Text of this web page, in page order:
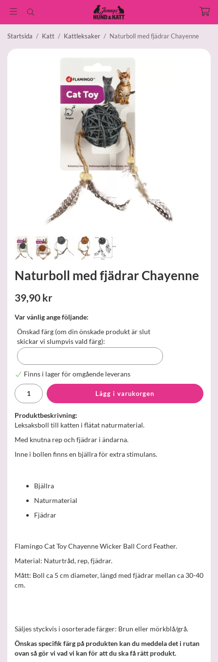
Startsida / Katt / Kattleksaker / Naturboll med fjädrar Chayenne
Naturboll med fjädrar Chayenne
39,90 kr
Var vänlig ange följande:
Önskad färg (om din önskade produkt är slut
skickar vi slumpvis vald färg):
Finns i lager för omgående leverans
Lägg i varukorgen
Produktbeskrivning:
Leksaksboll till katten i flätat naturmaterial.
Med knutna rep och fjädrar i ändarna.
Inne i bollen finns en bjällra för extra stimulans.
Bjällra
Naturmaterial
Fjädrar
Flamingo Cat Toy Chayenne Wicker Ball Cord Feather.
Material: Naturtråd, rep, fjädrar.
Mått: Boll ca 5 cm diameter, längd med fjädrar mellan ca 30-40
cm.
Säljes styckvis i osorterade färger: Brun eller mörkblå/grå.
Önskas specifik färg på produkten kan du meddela det i rutan
ovan så gör vi vad vi kan för att du ska få rätt produkt.